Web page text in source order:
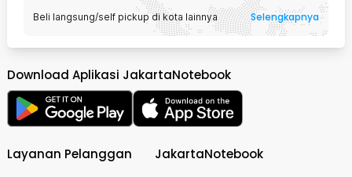
Beli langsung/self pickup di kota lainnya Selengkapnya
Download Aplikasi JakartaNotebook
Layanan Pelanggan JakartaNotebook